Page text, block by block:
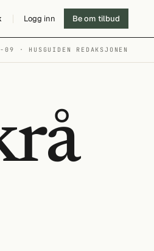
Logg inn Be om tilbud
09 · HUSGUIDEN REDAKSJONEN